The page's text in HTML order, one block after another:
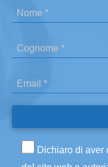
Dichiaro di aver